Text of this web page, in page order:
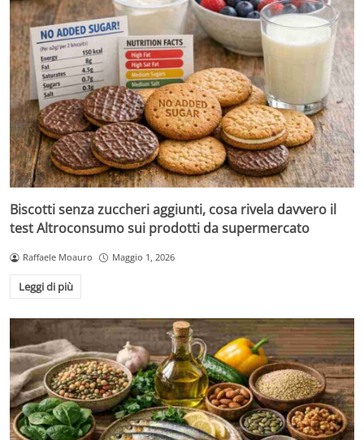
Biscotti senza zuccheri aggiunti, cosa rivela davvero il
test Altroconsumo sui prodotti da supermercato
Raffaele Moauro Maggio 1, 2026
Leggi di più